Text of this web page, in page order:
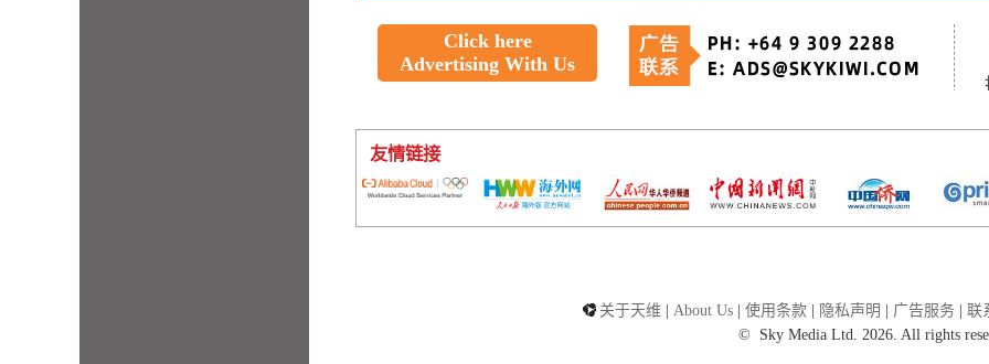
Click here
Advertising With Us
友情链接
关于天维 About Us 使用条款 隐私声明 广告服务 联
©
Sky Media Ltd. 2026. All rights